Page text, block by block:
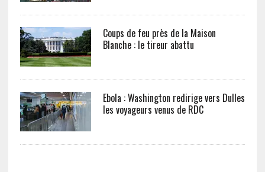
Coups de feu près de la Maison
Blanche : le tireur abattu
Ebola : Washington redirige vers Dulles
les voyageurs venus de RDC